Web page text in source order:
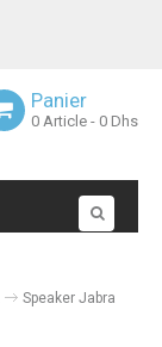
Panier
0 Article - 0 Dhs
Speaker Jabra